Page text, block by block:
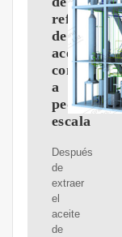
refinería
de
aceite
comestible
a
pequeña
escala
Después
de
extraer
el
aceite
de